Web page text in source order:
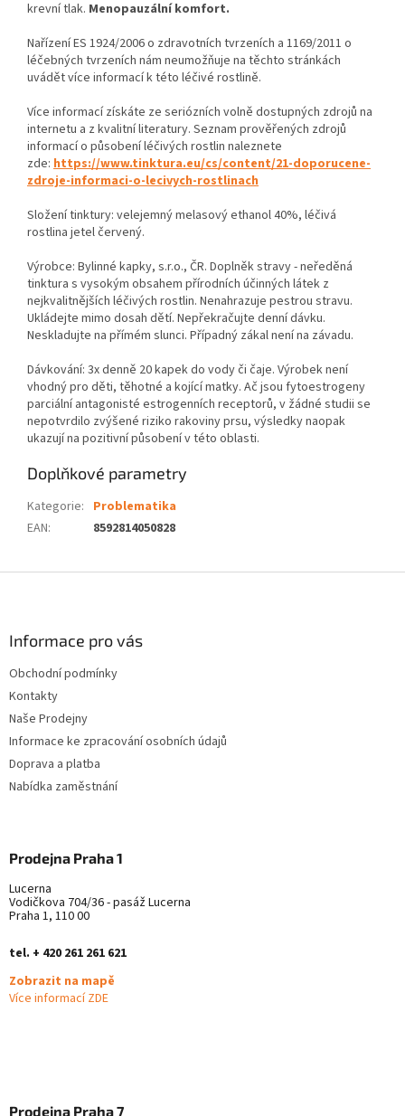
krevní tlak. Menopauzální komfort.
Nařízení ES 1924/2006 o zdravotních tvrzeních a 1169/2011 o
léčebných tvrzeních nám neumožňuje na těchto stránkách
uvádět více informací k této léčivé rostlině.
Více informací získáte ze seriózních volně dostupných zdrojů na
internetu a z kvalitní literatury. Seznam prověřených zdrojů
informací o působení léčivých rostlin naleznete
zde: https://www.tinktura.eu/cs/content/21-doporucene-
zdroje-informaci-o-lecivych-rostlinach
Složení tinktury: velejemný melasový ethanol 40%, léčivá
rostlina jetel červený.
Výrobce: Bylinné kapky, s.r.o., ČR. Doplněk stravy - neředěná
tinktura s vysokým obsahem přírodních účinných látek z
nejkvalitnějších léčivých rostlin. Nenahrazuje pestrou stravu.
Ukládejte mimo dosah dětí. Nepřekračujte denní dávku.
Neskladujte na přímém slunci. Případný zákal není na závadu.
Dávkování: 3x denně 20 kapek do vody či čaje. Výrobek není
vhodný pro děti, těhotné a kojící matky. Ač jsou fytoestrogeny
parciální antagonisté estrogenních receptorů, v žádné studii se
nepotvrdilo zvýšené riziko rakoviny prsu, výsledky naopak
ukazují na pozitivní působení v této oblasti.
Doplňkové parametry
Kategorie: Problematika
EAN: 8592814050828
Informace pro vás
Obchodní podmínky
Kontakty
Naše Prodejny
Informace ke zpracování osobních údajů
Doprava a platba
Nabídka zaměstnání
Prodejna Praha 1
Lucerna
Vodičkova 704/36 - pasáž Lucerna
Praha 1, 110 00
tel. + 420 261 261 621
Zobrazit na mapě
Více informací ZDE
Prodejna Praha 7